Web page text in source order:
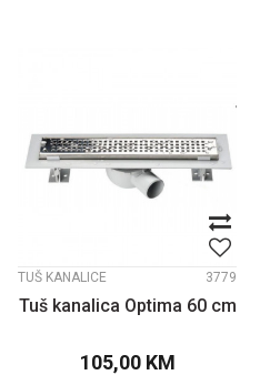
TUŠ KANALICE 3779
Tuš kanalica Optima 60 cm
105,00 KM